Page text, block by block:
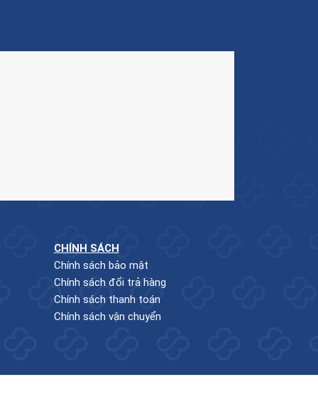
CHÍNH SÁCH
Chính sách bảo mật
Chính sách đổi trả hàng
Chính sách thanh toán
Chính sách vận chuyển